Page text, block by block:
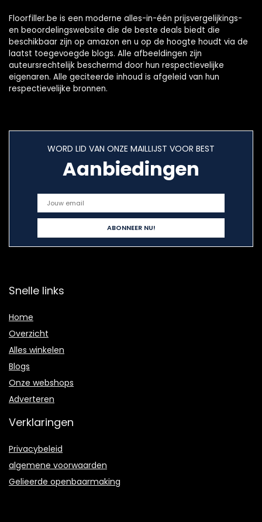
Floorfiller.be is een moderne alles-in-één prijsvergelijkings-
en beoordelingswebsite die de beste deals biedt die
beschikbaar zijn op amazon en u op de hoogte houdt via de
laatst toegevoegde blogs. Alle afbeeldingen zijn
auteursrechtelijk beschermd door hun respectievelijke
eigenaren. Alle geciteerde inhoud is afgeleid van hun
respectievelijke bronnen.
WORD LID VAN ONZE MAILLIJST VOOR BEST
Aanbiedingen
Snelle links
Home
Overzicht
Alles winkelen
Blogs
Onze webshops
Adverteren
Verklaringen
Privacybeleid
algemene voorwaarden
Gelieerde openbaarmaking